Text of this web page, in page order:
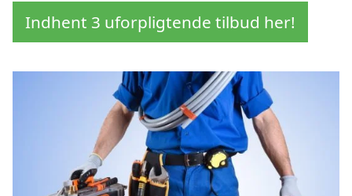
Indhent 3 uforpligtende tilbud her!